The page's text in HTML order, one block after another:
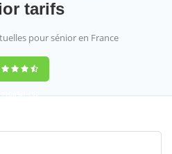
tarifs
pour sénior en France
(100%)452